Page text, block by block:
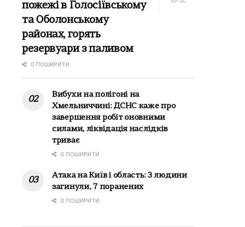
пожежі в Голосіївському
та Оболонському
районах, горять
резервуари з паливом
0 ПОШИРИТИ
Вибухи на полігоні на
Хмельниччині: ДСНС каже про
завершення робіт оновними
силами, ліквідація наслідків
триває
0 ПОШИРИТИ
Атака на Київ і область: 3 людини
загинули, 7 поранених
0 ПОШИРИТИ